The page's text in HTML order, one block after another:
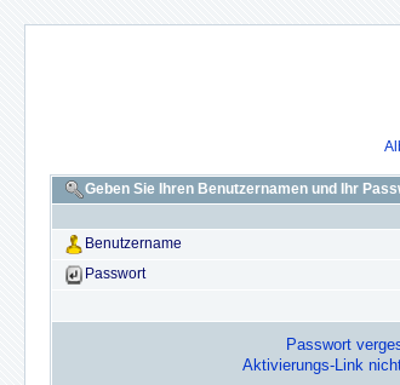
Geben Sie Ihren Benutzernamen und Ihr
Benutzername
Passwort
Passwort
Aktivierungs-Link